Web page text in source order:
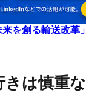
を創る輸送改革
きは慎重